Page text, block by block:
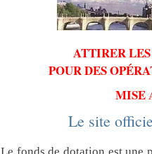
ATTIRER
POUR DES
MISE
Le site
Le fonds de dotation est une